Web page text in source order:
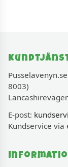
8003)
E-post:
Kundservice via